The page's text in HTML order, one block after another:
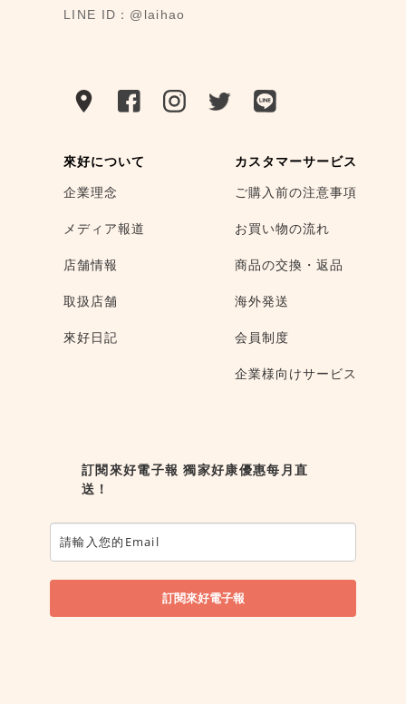
LINE ID：@laihao
來好について
企業理念
メディア報道
店舗情報
取扱店舗
來好日記
カスタマーサービス
ご購入前の注意事項
お買い物の流れ
商品の交換・返品
海外発送
会員制度
企業様向けサービス
訂閱來好電子報 獨家好康優惠每月直
送！
訂閱來好電子報